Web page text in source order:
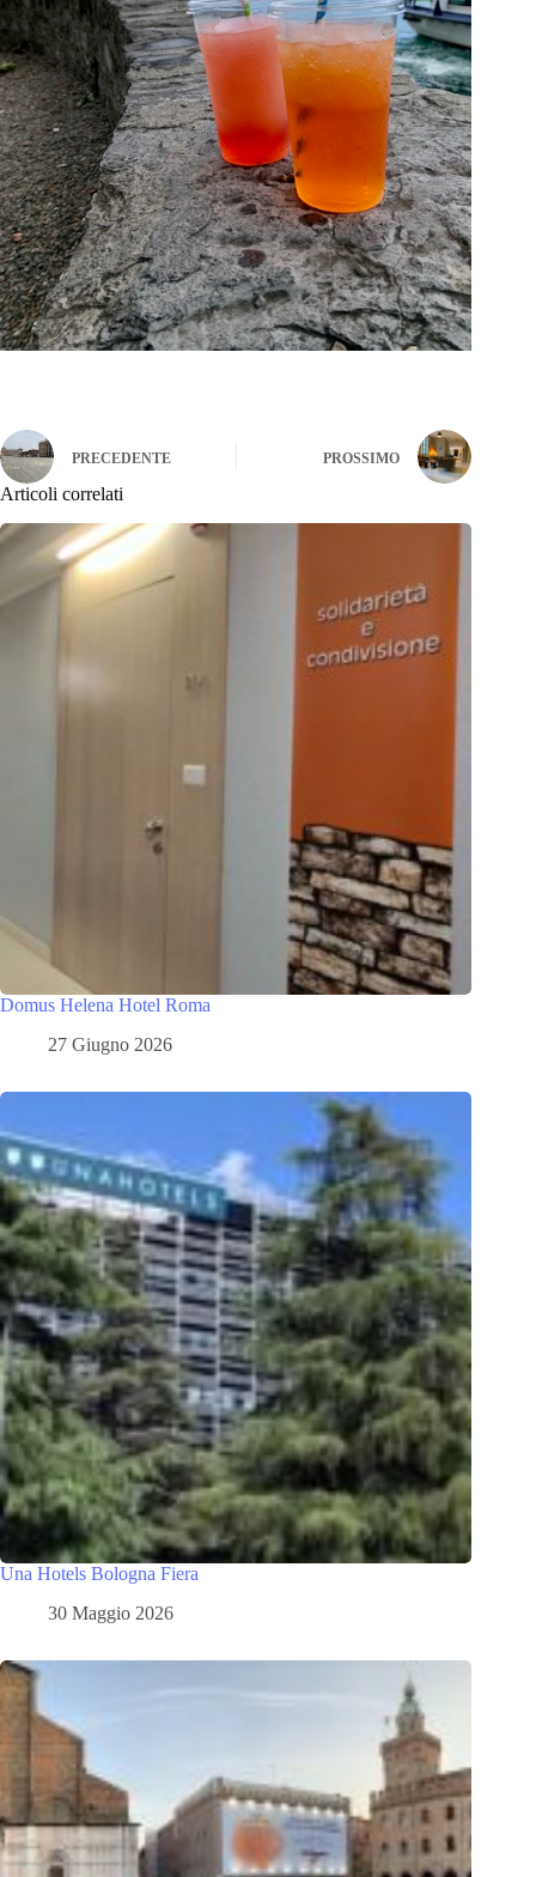
PRECEDENTE PROSSIMO
Articoli correlati
Domus Helena Hotel Roma
27 Giugno 2026
Una Hotels Bologna Fiera
30 Maggio 2026